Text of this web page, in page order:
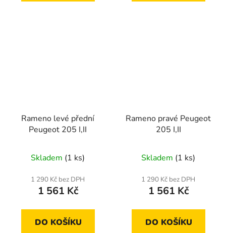
Rameno levé přední
Peugeot 205 I,II
Skladem (1 ks)
1 290 Kč bez DPH
1 561 Kč
DO KOŠÍKU
Rameno pravé Peugeot
205 I,II
Skladem (1 ks)
1 290 Kč bez DPH
1 561 Kč
DO KOŠÍKU